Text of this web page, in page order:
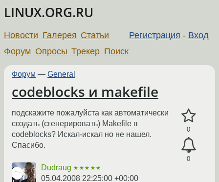
LINUX.ORG.RU
Регистрация - Вход
Новости Галерея Статьи
Форум Опросы Трекер Поиск
Форум — General
codeblocks и makefile
0
0
подскажите пожалуйста как автоматически
создать (сгенерировать) Makefile в
codeblocks? Искал-искал но не нашел.
Спасибо.
Dudraug ★★★★★
05.04.2008 22:25:00 +00:00